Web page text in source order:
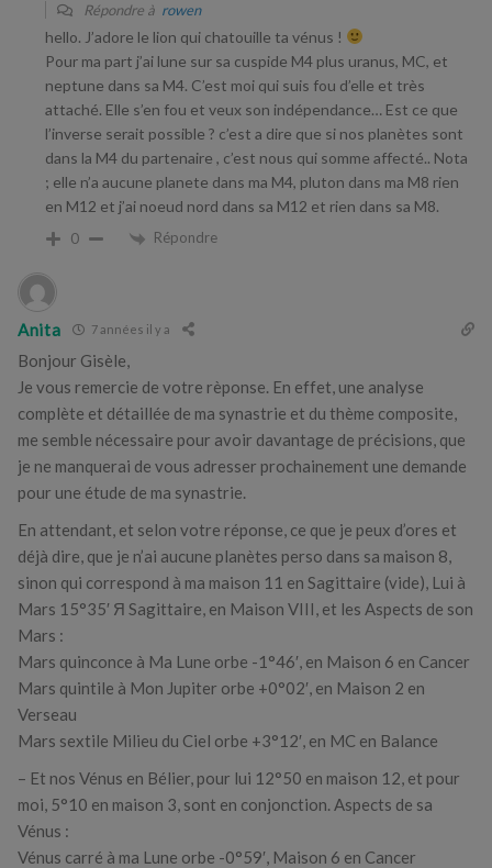
Répondre à rowen
hello. J’adore le lion qui chatouille ta vénus !
Pour ma part j’ai lune sur sa cuspide M4 plus uranus, MC, et
neptune dans sa M4. C’est moi qui suis fou d’elle et très
attaché. Elle s’en fou et veux son indépendance… Est ce que
l’inverse serait possible ? c’est a dire que si nos planètes sont
dans la M4 du partenaire , c’est nous qui somme affecté.. Nota
; elle n’a aucune planete dans ma M4, pluton dans ma M8 rien
en M12 et j’ai noeud nord dans sa M12 et rien dans sa M8.
0 Répondre
Anita 7 années il y a
Bonjour Gisèle,
Je vous remercie de votre rèponse. En effet, une analyse
complète et détaillée de ma synastrie et du thème composite,
me semble nécessaire pour avoir davantage de précisions, que
je ne manquerai de vous adresser prochainement une demande
pour une étude de ma synastrie.
En attendant, et selon votre réponse, ce que je peux d’ores et
déjà dire, que je n’ai aucune planètes perso dans sa maison 8,
sinon qui correspond à ma maison 11 en Sagittaire (vide), Lui à
Mars 15°35′ Я Sagittaire, en Maison VIII, et les Aspects de son
Mars :
Mars quinconce à Ma Lune orbe -1°46′, en Maison 6 en Cancer
Mars quintile à Mon Jupiter orbe +0°02′, en Maison 2 en
Verseau
Mars sextile Milieu du Ciel orbe +3°12′, en MC en Balance
– Et nos Vénus en Bélier, pour lui 12°50 en maison 12, et pour
moi, 5°10 en maison 3, sont en conjonction. Aspects de sa
Vénus :
Vénus carré à ma Lune orbe -0°59′, Maison 6 en Cancer